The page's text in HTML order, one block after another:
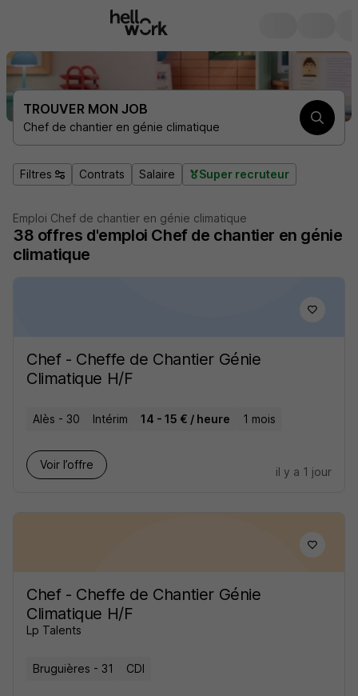
TROUVER MON JOB
Chef de chantier en génie climatique
Filtres Contrats Salaire Super recruteur
Emploi Chef de chantier en génie climatique
38 offres d'emploi Chef de chantier en génie
climatique
Chef - Cheffe de Chantier Génie
Climatique H/F
Alès - 30 Intérim 14 - 15 € / heure 1 mois
Voir l’offre
il y a 1 jour
Chef - Cheffe de Chantier Génie
Climatique H/F
Lp Talents
Bruguières - 31 CDI